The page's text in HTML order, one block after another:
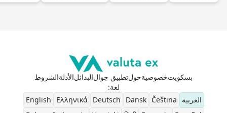
بسكويتخصوصيةحولتطبيق جوالالبدائلالأدلةالشروط
لغة:
العربية
Čeština
Dansk
Deutsch
Ελληνικά
English